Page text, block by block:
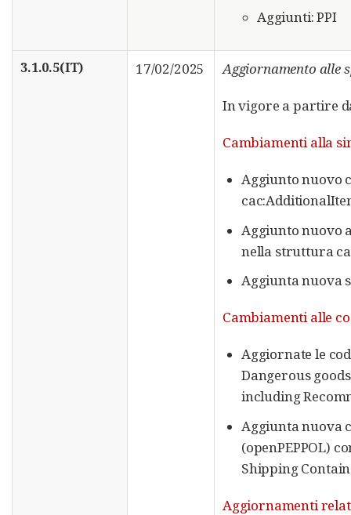
Aggiunti: PPI
3.1.0.5(IT) 17/02/2025 Aggiornamento alle
In vigore a partire
Cambiamenti alla
Aggiunto nuovo
Aggiunto nuovo
nella struttura
Aggiunta nuova
Cambiamenti alle
Aggiornate le
Dangerous
including
Aggiunta nuova
(openPEPPOL)
Shipping
Aggiornamenti